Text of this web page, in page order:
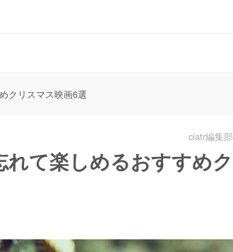
クリスマス映画6選
ciatr編集部
て楽しめるおすすめク